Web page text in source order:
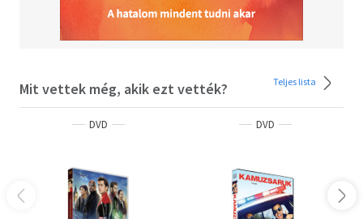
Mit vettek még, akik ezt vették? Teljes lista
DVD DVD